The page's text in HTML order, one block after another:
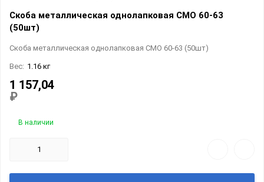
Скоба металлическая однолапковая СМО 60-63
(50шт)
Скоба металлическая однолапковая СМО 60-63 (50шт)
Вес: 1.16 кг
1 157,04
₽
В наличии